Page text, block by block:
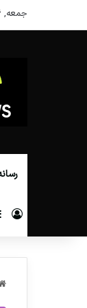
جمعه, 16 مرداد 1405